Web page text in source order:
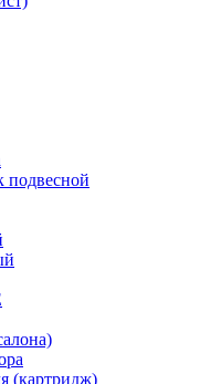
(картридж)